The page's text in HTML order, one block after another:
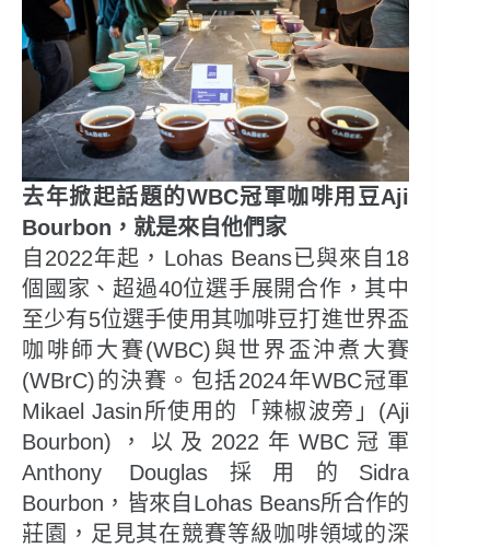
去年掀起話題的WBC冠軍咖啡用豆Aji
Bourbon，就是來自他們家
自2022年起，Lohas Beans已與來自18
個國家、超過40位選手展開合作，其中
至少有5位選手使用其咖啡豆打進世界盃
咖啡師大賽(WBC)與世界盃沖煮大賽
(WBrC)的決賽。包括2024年WBC冠軍
Mikael Jasin所使用的「辣椒波旁」(Aji
Bourbon)，以及2022年WBC冠軍
Anthony Douglas採用的Sidra
Bourbon，皆來自Lohas Beans所合作的
莊園，足見其在競賽等級咖啡領域的深